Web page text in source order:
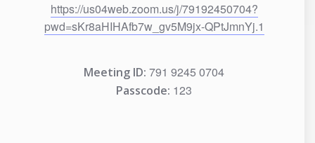
https://us04web.zoom.us/j/79192450704?
pwd=sKr8aHIHAfb7w_gv5M9jx-QPtJmnYj.1
Meeting ID: 791 9245 0704
Passcode: 123